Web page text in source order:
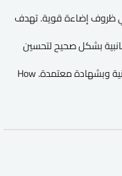
في ظروف إضاءة قوية. تهدف
بشكل صحيح لتحسين
الرؤية وتعزيز السلامة أثناء القيادة,الدورة مجانية وبشهادة معتمدة. How